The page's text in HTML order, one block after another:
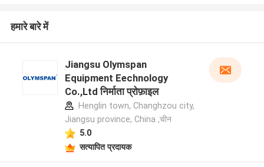
हमारे बारे में
Jiangsu Olymspan
Equipment Eechnology
Co.,Ltd निर्माता प्रोफ़ाइल
Henglin town, Changhzou city,
Jiangsu province, China ,चीन
5.0
सत्यापित प्रदायक